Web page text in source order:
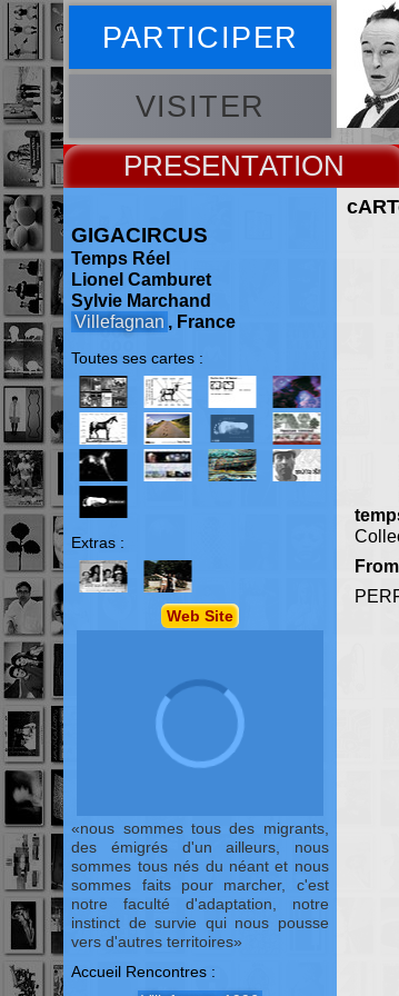
PARTICIPER
VISITER
PRESENT
GIGACIRCUS
Temps Réel
Lionel Camburet
Sylvie Marchand
Villefagnan , France
Toutes ses cartes :
Extras :
Web Site
nous sommes tous des migrants,
des émigrés d'un ailleurs, nous
sommes tous nés du néant et nous
sommes faits pour marcher, c'est
notre faculté d'adaptation, notre
instinct de survie qui nous pousse
vers d'autres territoires
Accueil Rencontres :